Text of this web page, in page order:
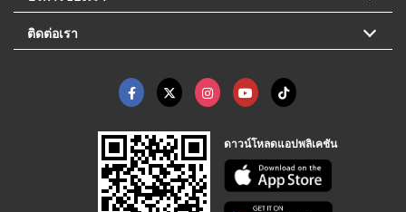
ติดต่อเรา
ดาวน์โหลดแอปพลิเคชัน